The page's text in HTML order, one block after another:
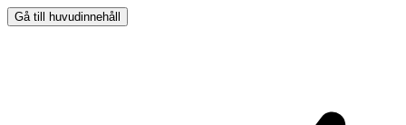
Gå till huvudinnehåll